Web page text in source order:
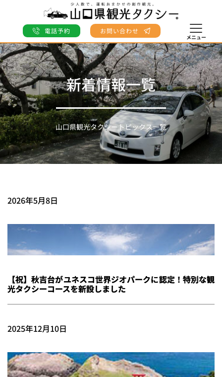
メニュー
お問い合わせ
電話予約
新着情報一覧
山口県観光タクシートピックス一覧
2026年5月8日
【祝】秋吉台がユネスコ世界ジオパークに認定！特別な観
光タクシーコースを新設しました
2025年12月10日